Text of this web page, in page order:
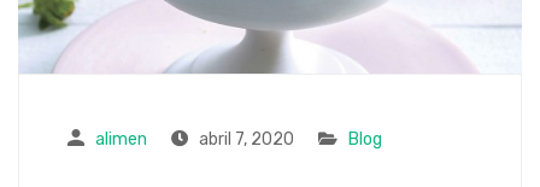
alimen abril 7, 2020 Blog